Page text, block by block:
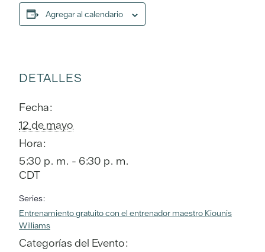
Agregar al calendario
DETALLES
Fecha:
12 de mayo
Hora:
5:30 p. m. - 6:30 p. m.
CDT
Series:
Entrenamiento gratuito con el entrenador maestro Kiounis
Williams
Categorías del Evento: